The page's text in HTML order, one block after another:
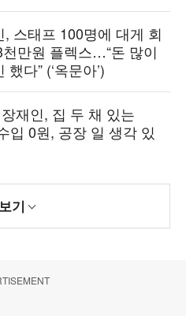
, 스태프 100명에 대게 회
만원 플렉스…“돈 많이
했다” (‘옥문아’)
재인, 집 두 채 있는
입 0원, 공장 일 생각 있
기